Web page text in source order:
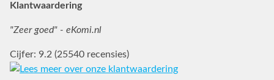
Klantwaardering
"Zeer goed" - eKomi.nl
Cijfer: 9.2 (25540 recensies)